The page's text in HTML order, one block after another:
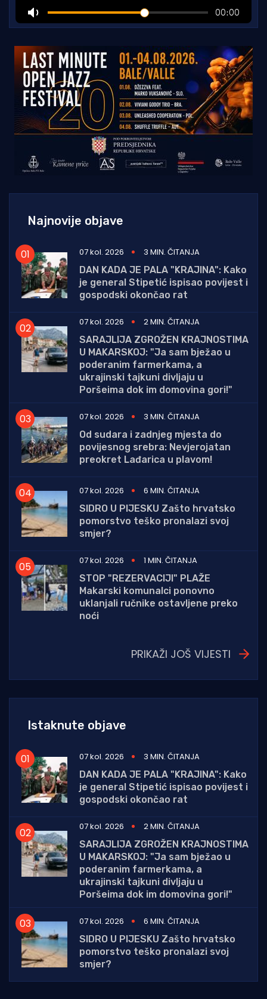
Najnovije objave
07 kol. 2026
3 MIN. ČITANJA
DAN KADA JE PALA "KRAJINA": Kako
je general Stipetić ispisao povijest i
gospodski okončao rat
07 kol. 2026
2 MIN. ČITANJA
SARAJLIJA ZGROŽEN KRAJNOSTIMA
U MAKARSKOJ: "Ja sam bježao u
poderanim farmerkama, a
ukrajinski tajkuni divljaju u
Poršeima dok im domovina gori!"
07 kol. 2026
3 MIN. ČITANJA
Od sudara i zadnjeg mjesta do
povijesnog srebra: Nevjerojatan
preokret Lađarica u plavom!
07 kol. 2026
6 MIN. ČITANJA
SIDRO U PIJESKU Zašto hrvatsko
pomorstvo teško pronalazi svoj
smjer?
07 kol. 2026
1 MIN. ČITANJA
STOP "REZERVACIJI" PLAŽE
Makarski komunalci ponovno
uklanjali ručnike ostavljene preko
noći
PRIKAŽI JOŠ VIJESTI
Istaknute objave
07 kol. 2026
3 MIN. ČITANJA
DAN KADA JE PALA "KRAJINA": Kako
je general Stipetić ispisao povijest i
gospodski okončao rat
07 kol. 2026
2 MIN. ČITANJA
SARAJLIJA ZGROŽEN KRAJNOSTIMA
U MAKARSKOJ: "Ja sam bježao u
poderanim farmerkama, a
ukrajinski tajkuni divljaju u
Poršeima dok im domovina gori!"
07 kol. 2026
6 MIN. ČITANJA
SIDRO U PIJESKU Zašto hrvatsko
pomorstvo teško pronalazi svoj
smjer?